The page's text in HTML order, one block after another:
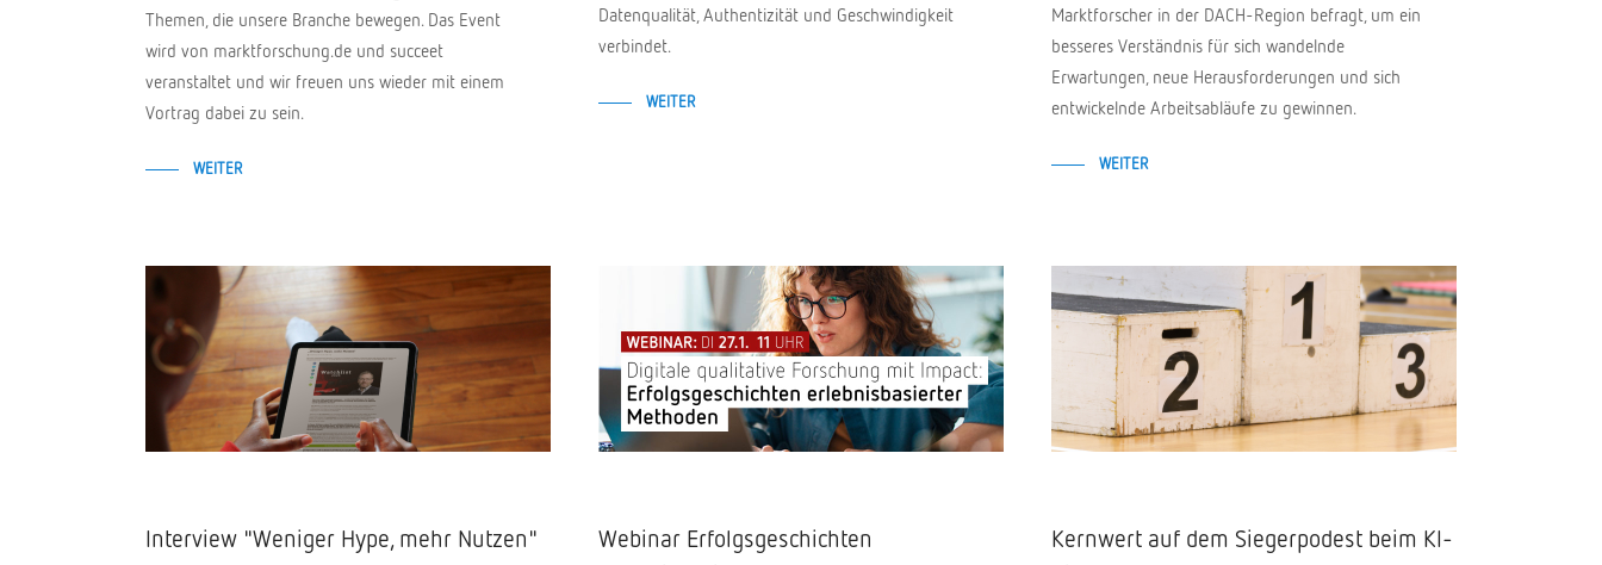
Themen, die unsere Branche bewegen. Das Event
wird von marktforschung.de und succeet
veranstaltet und wir freuen uns wieder mit einem
Vortrag dabei zu sein.
WEITER
Datenqualität, Authentizität und Geschwindigkeit
verbindet.
WEITER
Marktforscher in der DACH-Region befragt, um ein
besseres Verständnis für sich wandelnde
Erwartungen, neue Herausforderungen und sich
entwickelnde Arbeitsabläufe zu gewinnen.
WEITER
Interview "Weniger Hype, mehr Nutzen"
Webinar Erfolgsgeschichten
Kernwert auf dem Siegerpodest beim KI-